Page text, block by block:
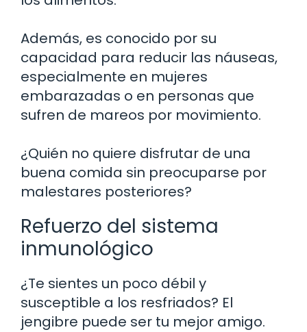
Además, es conocido por su
capacidad para reducir las náuseas,
especialmente en mujeres
embarazadas o en personas que
sufren de mareos por movimiento.
¿Quién no quiere disfrutar de una
buena comida sin preocuparse por
malestares posteriores?
Refuerzo del sistema
inmunológico
¿Te sientes un poco débil y
susceptible a los resfriados? El
jengibre puede ser tu mejor amigo.